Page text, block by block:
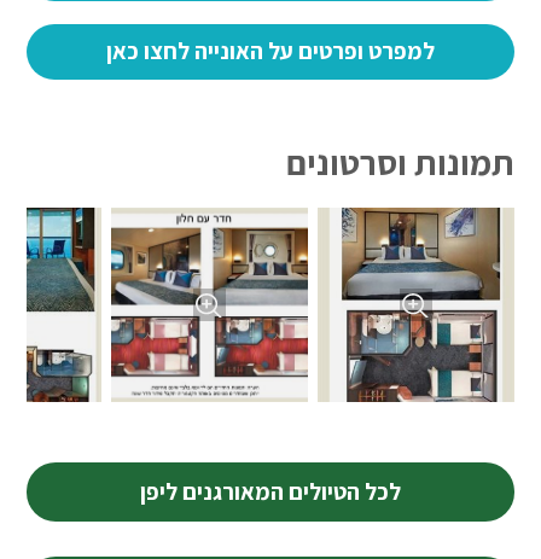
למפרט ופרטים על האונייה לחצו כאן
תמונות וסרטונים
לכל הטיולים המאורגנים ליפן